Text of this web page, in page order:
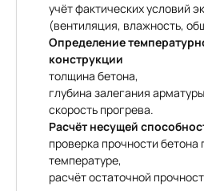
учёт фактических условий
(вентиляция, влажность,
Определение
конструкции
толщина бетона,
глубина залегания
скорость прогрева.
Расчёт несущей
проверка прочности
температуре,
расчёт остаточной